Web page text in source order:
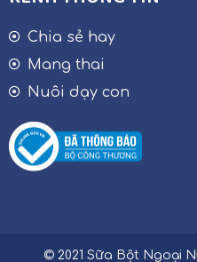
Chia sẻ hay
Mang thai
Nuôi dạy con
© 2021 Sữa Bột Ngoại